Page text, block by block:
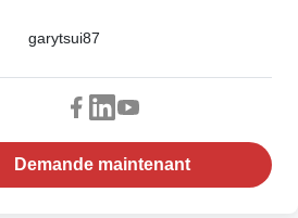
garytsui87
Demande maintenant